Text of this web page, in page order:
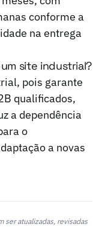
conforme a
na entrega
site industrial?
pois garante
qualificados,
a dependência
o
a novas
ser atualizadas, revisadas